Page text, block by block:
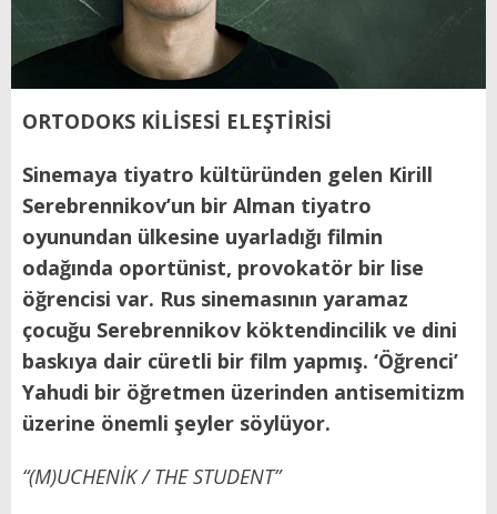
ORTODOKS KİLİSESİ ELEŞTİRİSİ
Sinemaya tiyatro kültüründen gelen Kirill
Serebrennikov’un bir Alman tiyatro
oyunundan ülkesine uyarladığı filmin
odağında oportünist, provokatör bir lise
öğrencisi var. Rus sinemasının yaramaz
çocuğu Serebrennikov köktendincilik ve dini
baskıya dair cüretli bir film yapmış. ‘Öğrenci’
Yahudi bir öğretmen üzerinden antisemitizm
üzerine önemli şeyler söylüyor.
“(M)UCHENİK / THE STUDENT”